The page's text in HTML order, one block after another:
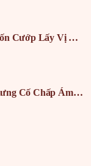
Sau Khi Trùng Sinh Chị Gái Muốn Cướp Lấy Vị Hôn Phu Của Tôi
Khi Bị Nam Chính Dịu Dàng Nhưng Cố Chấp Ám Ảnh